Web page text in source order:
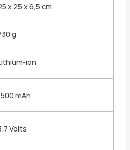
x 25 x 6,5 cm
g
ion
mAh
Volts